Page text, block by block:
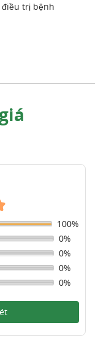
trị bệnh
100%
0%
0%
0%
0%